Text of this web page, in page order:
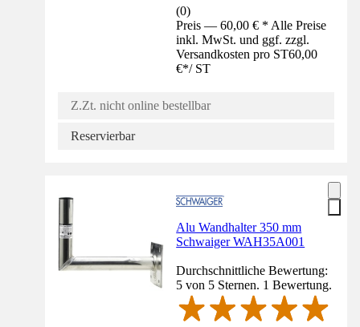
(0)
Preis — 60,00 € * Alle Preise
inkl. MwSt. und ggf. zzgl.
Versandkosten pro ST60,00
€*/ ST
Z.Zt. nicht online bestellbar
Reservierbar
Alu Wandhalter 350 mm
Schwaiger WAH35A001
Durchschnittliche Bewertung:
5 von 5 Sternen. 1 Bewertung.